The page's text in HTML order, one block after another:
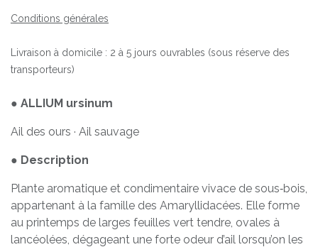
Conditions générales
Livraison à domicile : 2 à 5 jours ouvrables (sous réserve des
transporteurs)
● ALLIUM ursinum
Ail des ours · Ail sauvage
● Description
Plante aromatique et condimentaire vivace de sous‑bois,
appartenant à la famille des Amaryllidacées. Elle forme
au printemps de larges feuilles vert tendre, ovales à
lancéolées, dégageant une forte odeur d’ail lorsqu’on les